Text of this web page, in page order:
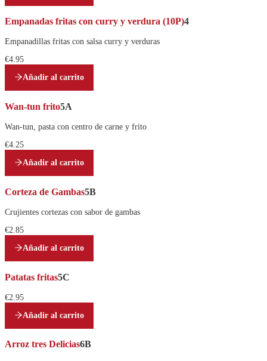
Empanadas fritas con curry y verdura (10P)4
Empanadillas fritas con salsa curry y verduras
€4.95
Añadir al carrito
Wan-tun frito5A
Wan-tun, pasta con centro de carne y frito
€4.25
Añadir al carrito
Corteza de Gambas5B
Crujientes cortezas con sabor de gambas
€2.85
Añadir al carrito
Patatas fritas5C
€2.95
Añadir al carrito
Arroz tres Delicias6B